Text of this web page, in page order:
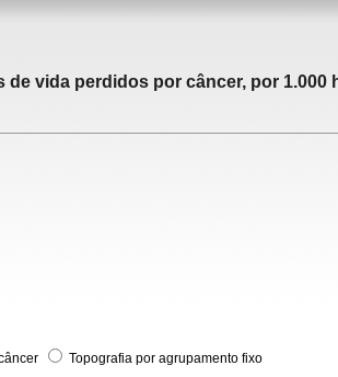
de vida perdidos por câncer, por
Topografia por agrupamento fixo